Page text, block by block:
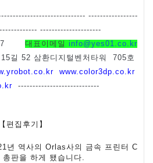
-----------------
---------------------
대표이메일 info@yes01.co.kr
15길 52 삼환디지털벤처타워 705호
www.color3dp.co.kr
----------------------------
【편집후기】
년 역사의 Orlas사의 금속 프린터 C
총판을 하게 됐습니다.